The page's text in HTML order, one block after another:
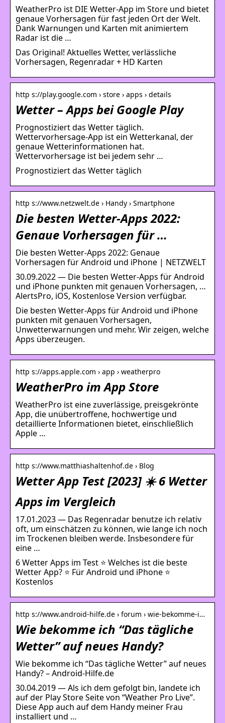
WeatherPro ist DIE Wetter-App im Store und bietet
genaue Vorhersagen für fast jeden Ort der Welt.
Dank Warnungen und Karten mit animiertem
Radar ist die …
Das Original! Aktuelles Wetter, verlässliche
Vorhersagen, Regenradar + HD Karten
http s://play.google.com › store › apps › details
Wetter – Apps bei Google Play
Prognostiziert das Wetter täglich.
Wettervorhersage-App ist ein Wetterkanal, der
genaue Wetterinformationen hat.
Wettervorhersage ist bei jedem sehr …
Prognostiziert das Wetter täglich
http s://www.netzwelt.de › Handy › Smartphone
Die besten Wetter-Apps 2022:
Genaue Vorhersagen für …
Die besten Wetter-Apps 2022: Genaue
Vorhersagen für Android und iPhone | NETZWELT
30.09.2022 — Die besten Wetter-Apps für Android
und iPhone punkten mit genauen Vorhersagen, …
AlertsPro, iOS, Kostenlose Version verfügbar.
Die besten Wetter-Apps für Android und iPhone
punkten mit genauen Vorhersagen,
Unwetterwarnungen und mehr. Wir zeigen, welche
Apps überzeugen.
http s://apps.apple.com › app › weatherpro
WeatherPro im App Store
WeatherPro ist eine zuverlässige, preisgekrönte
App, die unübertroffene, hochwertige und
detaillierte Informationen bietet, einschließlich
Apple …
http s://www.matthiashaltenhof.de › Blog
Wetter App Test [2023] ☀️ 6 Wetter
Apps im Vergleich
17.01.2023 — Das Regenradar benutze ich relativ
oft, um einschätzen zu können, wie lange ich noch
im Trockenen bleiben werde. Insbesondere für
eine …
6 Wetter Apps im Test ⭐ Welches ist die beste
Wetter App? ⭐ Für Android und iPhone ⭐
Kostenlos
http s://www.android-hilfe.de › forum › wie-bekomme-i…
Wie bekomme ich “Das tägliche
Wetter” auf neues Handy?
Wie bekomme ich “Das tägliche Wetter” auf neues
Handy? – Android-Hilfe.de
30.04.2019 — Als ich dem gefolgt bin, landete ich
auf der Play Store Seite von “Weather Pro Live”.
Diese App auch auf dem Handy meiner Frau
installiert und …